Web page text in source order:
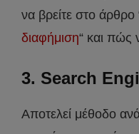
να βρείτε στο άρθρο
διαφήμιση“ και πώς
3. Search
Αποτελεί μέθοδο